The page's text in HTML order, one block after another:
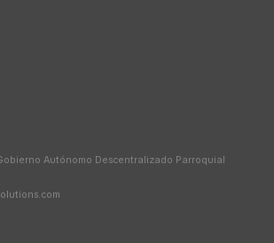
Autónomo Descentralizado Parroquial